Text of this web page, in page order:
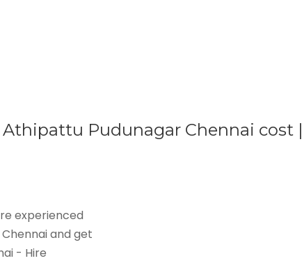
Pudunagar Chennai cost |
experienced
and get
- Hire